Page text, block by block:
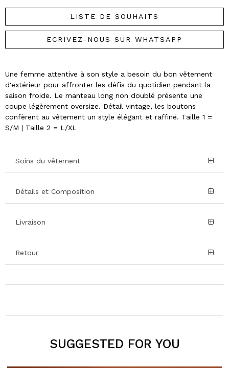
LISTE DE SOUHAITS
ECRIVEZ-NOUS SUR WHATSAPP
Une femme attentive à son style a besoin du bon vêtement
d'extérieur pour affronter les défis du quotidien pendant la
saison froide. Le manteau long non doublé présente une
coupe légèrement oversize. Détail vintage, les boutons
confèrent au vêtement un style élégant et raffiné. Taille 1 =
S/M | Taille 2 = L/XL
Soins du vêtement
Détails et Composition
Livraison
Retour
SUGGESTED FOR YOU